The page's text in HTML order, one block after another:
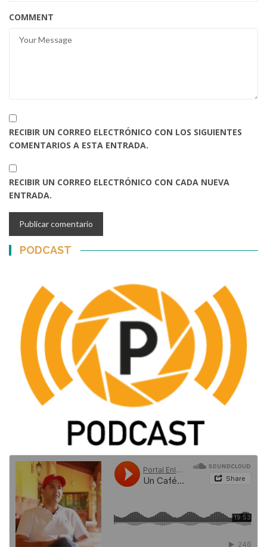
COMMENT
RECIBIR UN CORREO ELECTRÓNICO CON LOS SIGUIENTES
COMENTARIOS A ESTA ENTRADA.
RECIBIR UN CORREO ELECTRÓNICO CON CADA NUEVA
ENTRADA.
PODCAST